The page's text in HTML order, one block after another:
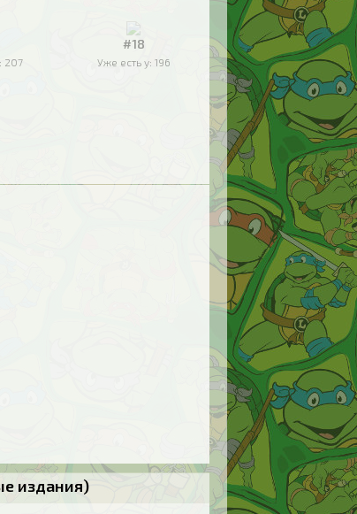
207
#18
Уже есть у: 196
издания)